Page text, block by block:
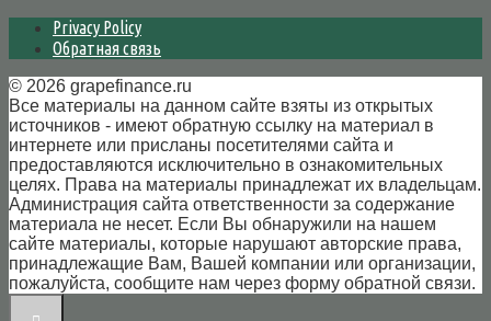
Privacy Policy
Обратная связь
© 2026 grapefinance.ru
Все материалы на данном сайте взяты из открытых
источников - имеют обратную ссылку на материал в
интернете или присланы посетителями сайта и
предоставляются исключительно в ознакомительных
целях. Права на материалы принадлежат их владельцам.
Администрация сайта ответственности за содержание
материала не несет. Если Вы обнаружили на нашем
сайте материалы, которые нарушают авторские права,
принадлежащие Вам, Вашей компании или организации,
пожалуйста, сообщите нам через форму обратной связи.